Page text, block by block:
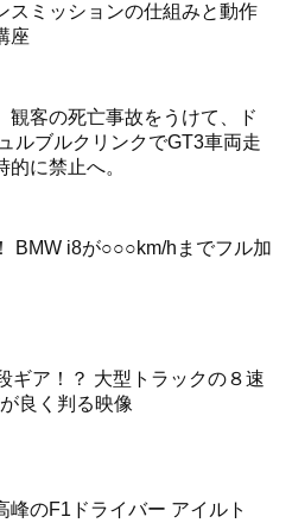
スミッションの仕組みと動作
座
観客の死亡事故をうけて、ド
ルブルクリンクでGT3車両走
的に禁止へ。
BMW i8が○○○km/hまでフル加
ギア！？ 大型トラックの８速
良く判る映像
峰のF1ドライバー アイルト